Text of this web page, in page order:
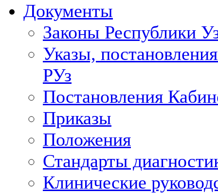
Документы
Законы Республики
Указы,
РУз
Постановления
Приказы
Положения
Стандарты
Клинические